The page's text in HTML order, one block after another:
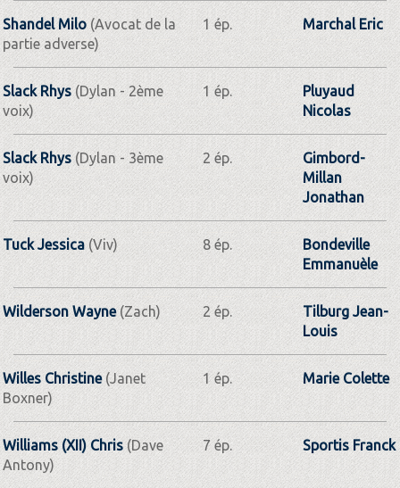
Shandel Milo(Avocat de la
partie adverse)
1 ép. Marchal Eric
Slack Rhys (Dylan - 2ème
voix)
1 ép.
Pluyaud
Nicolas
Slack Rhys (Dylan - 3ème
voix)
2 ép.
Gimbord-
Millan
Jonathan
Tuck Jessica (Viv) 8 ép.
Bondeville
Emmanuèle
Wilderson Wayne(Zach) 2 ép.
Tilburg Jean-
Louis
Willes Christine(Janet
Boxner)
1 ép. Marie Colette
Williams (XII) Chris (Dave
Antony)
7 ép. Sportis Franck